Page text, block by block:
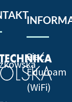
Sieć
Eduroam
(WiFi)